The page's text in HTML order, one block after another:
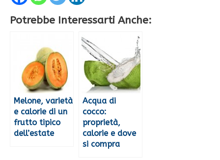
Potrebbe Interessarti Anche:
Melone, varietà
e calorie di un
frutto tipico
dell’estate
Acqua di
cocco:
proprietà,
calorie e dove
si compra